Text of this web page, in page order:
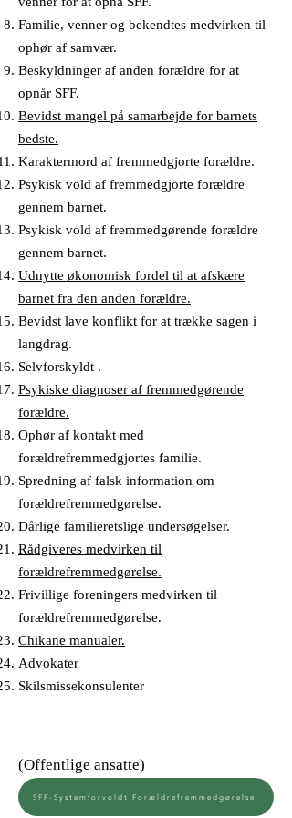
Familie, venner og bekendtes medvirken til
ophør af samvær.
Beskyldninger af anden forældre for at
opnår SFF.
Bevidst mangel på samarbejde for barnets
bedste.
Karaktermord af fremmedgjorte forældre.
Psykisk vold af fremmedgjorte forældre
gennem barnet.
Psykisk vold af fremmedgørende forældre
gennem barnet.
Udnytte økonomisk fordel til at afskære
barnet fra den anden forældre.
Bevidst lave konflikt for at trække sagen i
langdrag.
Selvforskyldt .
Psykiske diagnoser af fremmedgørende
forældre.
Ophør af kontakt med
forældrefremmedgjortes familie.
Spredning af falsk information om
forældrefremmedgørelse.
Dårlige familieretslige undersøgelser.
Rådgiveres medvirken til
forældrefremmedgørelse.
Frivillige foreningers medvirken til
forældrefremmedgørelse.
Chikane manualer.
Advokater
Skilsmissekonsulenter
(Offentlige ansatte)
SFF-Systemforvoldt Forældrefremmedgørelse